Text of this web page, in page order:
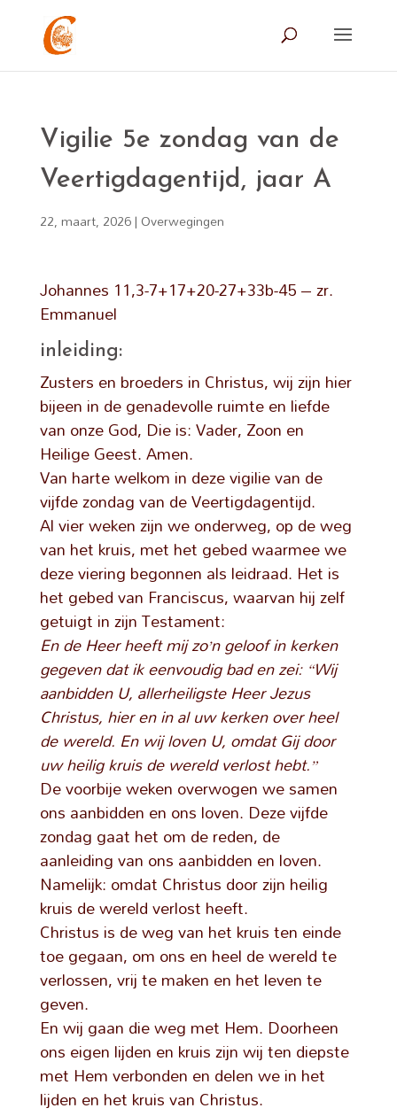
Vigilie 5e zondag van de
Veertigdagentijd, jaar A
22, maart, 2026| Overwegingen
Johannes 11,3-7+17+20-27+33b-45 – zr.
Emmanuel
inleiding:
Zusters en broeders in Christus, wij zijn hier
bijeen in de genadevolle ruimte en liefde
van onze God, Die is: Vader, Zoon en
Heilige Geest. Amen.
Van harte welkom in deze vigilie van de
vijfde zondag van de Veertigdagentijd.
Al vier weken zijn we onderweg, op de weg
van het kruis, met het gebed waarmee we
deze viering begonnen als leidraad. Het is
het gebed van Franciscus, waarvan hij zelf
getuigt in zijn Testament:
En de Heer heeft mij zo’n geloof in kerken
gegeven dat ik eenvoudig bad en zei: “Wij
aanbidden U, allerheiligste Heer Jezus
Christus, hier en in al uw kerken over heel
de wereld. En wij loven U, omdat Gij door
uw heilig kruis de wereld verlost hebt.”
De voorbije weken overwogen we samen
ons aanbidden en ons loven. Deze vijfde
zondag gaat het om de reden, de
aanleiding van ons aanbidden en loven.
Namelijk: omdat Christus door zijn heilig
kruis de wereld verlost heeft.
Christus is de weg van het kruis ten einde
toe gegaan, om ons en heel de wereld te
verlossen, vrij te maken en het leven te
geven.
En wij gaan die weg met Hem. Doorheen
ons eigen lijden en kruis zijn wij ten diepste
met Hem verbonden en delen we in het
lijden en het kruis van Christus.